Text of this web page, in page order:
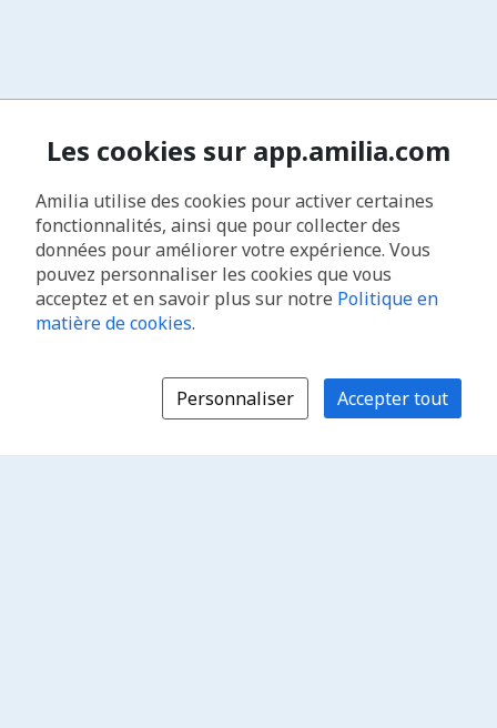
Les cookies sur app.amilia.com
Amilia utilise des cookies pour activer certaines
fonctionnalités, ainsi que pour collecter des
données pour améliorer votre expérience. Vous
pouvez personnaliser les cookies que vous
acceptez et en savoir plus sur notre Politique en
matière de cookies.
Personnaliser Accepter tout